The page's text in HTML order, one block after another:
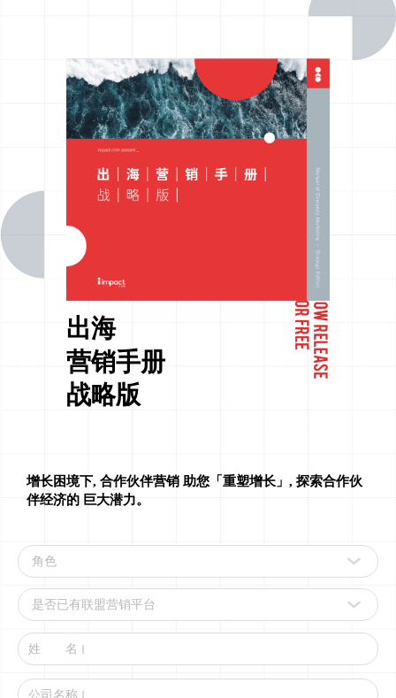
出海
营销手册
战略版
增长困境下, 合作伙伴营销 助您「重塑增长」, 探索合作伙
伴经济的 巨大潜力。
姓 名
公司名称